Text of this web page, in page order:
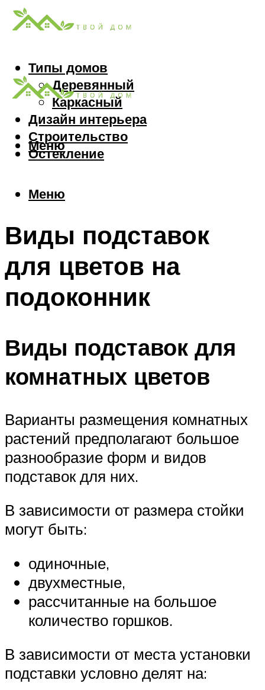
Типы домов
Деревянный
Каркасный
Дизайн интерьера
Строительство
Остекление
Меню
Меню
Виды подставок
для цветов на
подоконник
Виды подставок для
комнатных цветов
Варианты размещения комнатных
растений предполагают большое
разнообразие форм и видов
подставок для них.
В зависимости от размера стойки
могут быть:
одиночные,
двухместные,
рассчитанные на большое
количество горшков.
В зависимости от места установки
подставки условно делят на: